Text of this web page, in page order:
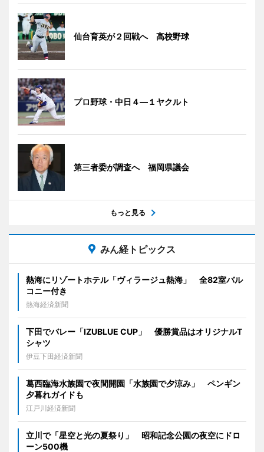
仙台育英が２回戦へ 高校野球
プロ野球・中日４―１ヤクルト
第三者委が調査へ 福岡県議会
もっと見る
みん経トピックス
熱海にリゾートホテル「ヴィラージュ熱海」 全82室バル
コニー付き
熱海経済新聞
下田でバレー「IZUBLUE CUP」 優勝賞品はオリジナルT
シャツ
伊豆下田経済新聞
葛西臨海水族園で夜間開園「水族園で夕涼み」 ペンギン
夕暮れガイドも
江戸川経済新聞
立川で「星空と光の夏祭り」 昭和記念公園の夜空にドロ
ーン500機